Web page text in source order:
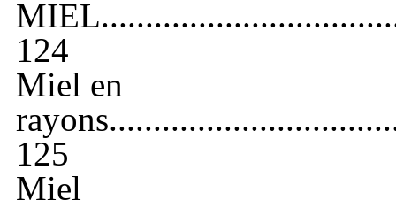
MIEL
124
Miel en
rayons.
125
Miel